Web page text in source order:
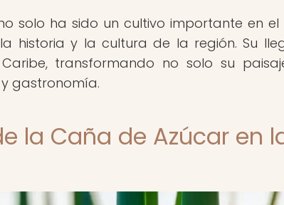
solo ha sido un cultivo importante en
historia y la cultura de la región. Su
transformando no solo su
gastronomía.
la Caña de Azúcar en